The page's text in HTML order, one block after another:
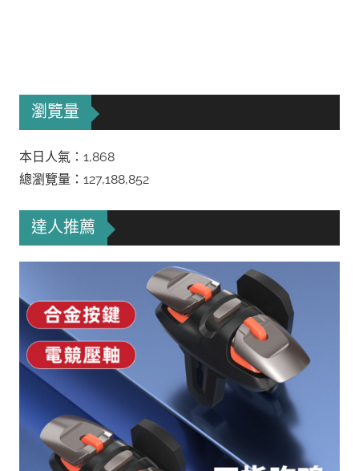
瀏覽量
本日人氣：1,868
總瀏覽量：127,188,852
達人推薦